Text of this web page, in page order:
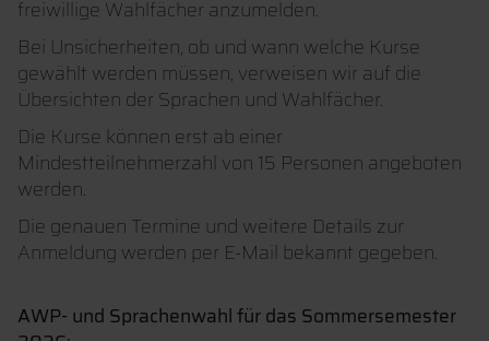
freiwillige Wahlfächer anzumelden.
Bei Unsicherheiten, ob und wann welche Kurse
gewählt werden müssen, verweisen wir auf die
Übersichten der Sprachen und Wahlfächer.
Die Kurse können erst ab einer
Mindestteilnehmerzahl von 15 Personen angeboten
werden.
Die genauen Termine und weitere Details zur
Anmeldung werden per E-Mail bekannt gegeben.
AWP- und Sprachenwahl für das Sommersemester